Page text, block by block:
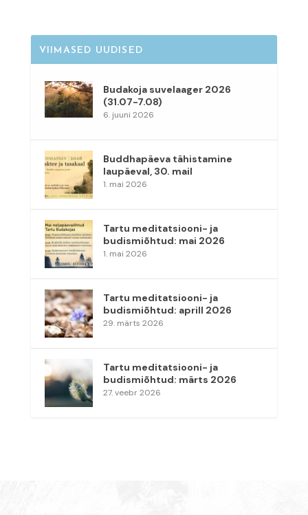
VIIMASED UUDISED
Budakoja suvelaager 2026
(31.07-7.08)
6. juuni 2026
Buddhapäeva tähistamine
laupäeval, 30. mail
1. mai 2026
Tartu meditatsiooni- ja
budismiõhtud: mai 2026
1. mai 2026
Tartu meditatsiooni- ja
budismiõhtud: aprill 2026
29. märts 2026
Tartu meditatsiooni- ja
budismiõhtud: märts 2026
27. veebr 2026